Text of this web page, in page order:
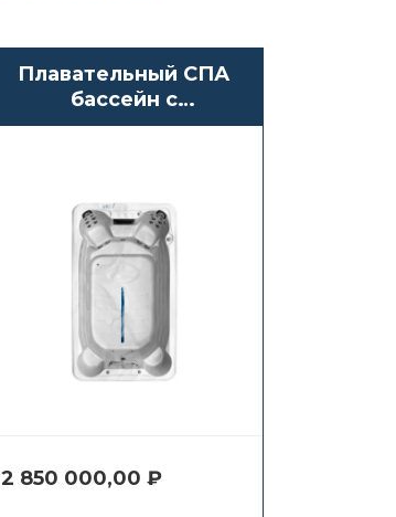
Плавательный СПА
бассейн с
противотоком
2 850 000,00₽